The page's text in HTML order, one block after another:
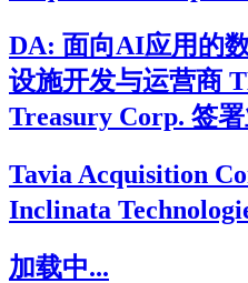
DA: 面向AI应用的
设施开发与运营商
Treasury Corp. 签
Tavia Acquisition
Inclinata
加载中...